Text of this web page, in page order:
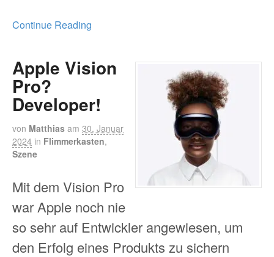
Continue Reading
Apple Vision
Pro?
Developer!
von Matthias am 30. Januar
2024 in Flimmerkasten,
Szene
Mit dem Vision Pro
war Apple noch nie
so sehr auf Entwickler angewiesen, um
den Erfolg eines Produkts zu sichern